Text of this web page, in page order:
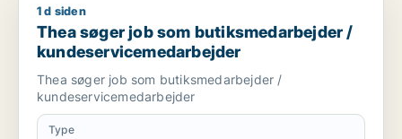
Thea søger job som butiksmedarbejder /
1 d siden
Thea søger job som butiksmedarbejder /
kundeservicemedarbejder
Thea søger job som butiksmedarbejder /
kundeservicemedarbejder
Type